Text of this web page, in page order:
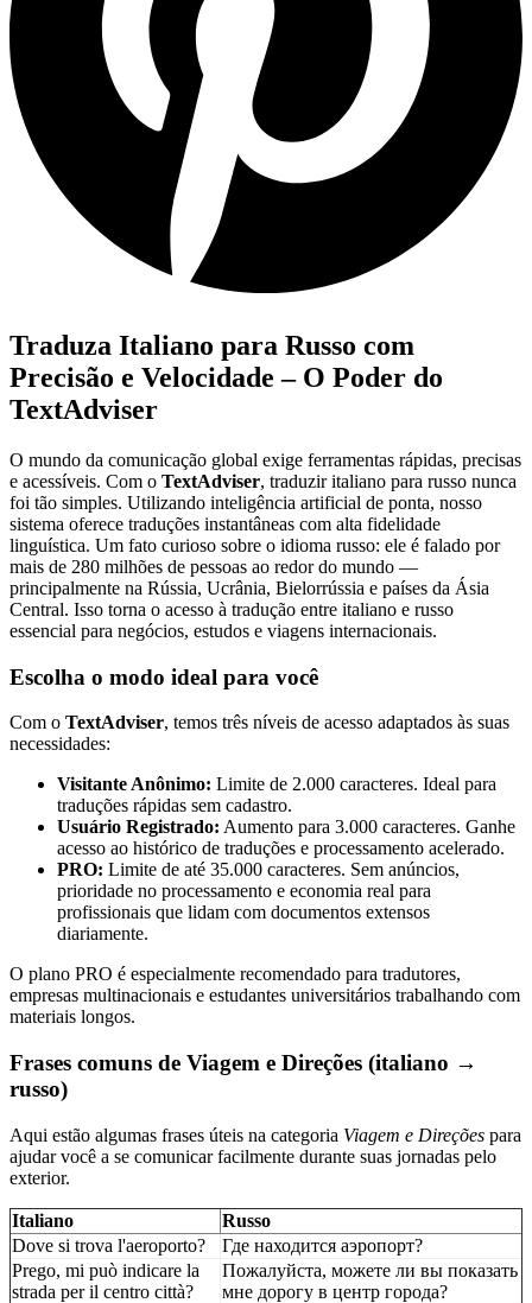
Traduza Italiano para Russo com
Precisão e Velocidade – O Poder do
TextAdviser
O mundo da comunicação global exige ferramentas rápidas, precisas
e acessíveis. Com o TextAdviser, traduzir italiano para russo nunca
foi tão simples. Utilizando inteligência artificial de ponta, nosso
sistema oferece traduções instantâneas com alta fidelidade
linguística. Um fato curioso sobre o idioma russo: ele é falado por
mais de 280 milhões de pessoas ao redor do mundo —
principalmente na Rússia, Ucrânia, Bielorrússia e países da Ásia
Central. Isso torna o acesso à tradução entre italiano e russo
essencial para negócios, estudos e viagens internacionais.
Escolha o modo ideal para você
Com o TextAdviser, temos três níveis de acesso adaptados às suas
necessidades:
Visitante Anônimo: Limite de 2.000 caracteres. Ideal para
traduções rápidas sem cadastro.
Usuário Registrado: Aumento para 3.000 caracteres. Ganhe
acesso ao histórico de traduções e processamento acelerado.
PRO: Limite de até 35.000 caracteres. Sem anúncios,
prioridade no processamento e economia real para
profissionais que lidam com documentos extensos
diariamente.
O plano PRO é especialmente recomendado para tradutores,
empresas multinacionais e estudantes universitários trabalhando com
materiais longos.
Frases comuns de Viagem e Direções (italiano →
russo)
Aqui estão algumas frases úteis na categoria Viagem e Direções para
ajudar você a se comunicar facilmente durante suas jornadas pelo
exterior.
Italiano
Russo
Dove si trova l'aeroporto?
Где находится аэропорт?
Prego, mi può indicare la
strada per il centro città?
Пожалуйста, можете ли вы показать
мне дорогу в центр города?